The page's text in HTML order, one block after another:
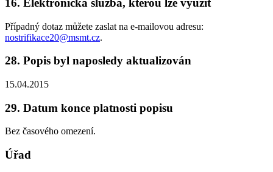
16. Elektronická služba, kterou lze využít
Případný dotaz můžete zaslat na e-mailovou adresu:
nostrifikace20@msmt.cz.
28. Popis byl naposledy aktualizován
15.04.2015
29. Datum konce platnosti popisu
Bez časového omezení.
Úřad